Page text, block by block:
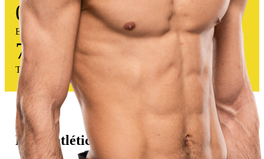
0
Empates
78
Tasa victoria
Perfil atlético